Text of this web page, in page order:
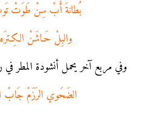
بُطانةَ أَبْ سِنْ طَوَتْ
والبِلْ حَـاشَنْ
وفي مربع آخر يحمل أنشودة المطر في
الضَحَوي الرَزَمْ جَابْ